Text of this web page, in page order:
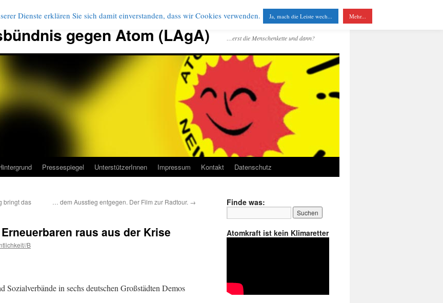
gegen Atom (LAgA) …erst die Menschenkette und dann?
Pressespiegel UnterstützerInnen Impressum Kontakt Datenschutz
bringt das
… dem Ausstieg entgegen. Der Film zur Radtour. →
raus aus der Krise
B
in sechs deutschen Großstädten Demos
Finde was:
Atomkraft ist kein Klimaretter
Dienste erklären Sie sich damit einverstanden, dass wir Cookies verwenden. Ja, mach die Leiste wech... Mehr...